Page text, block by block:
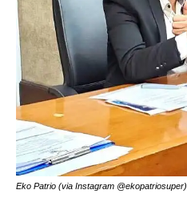
Eko Patrio (via Instagram @ekopatriosuper)